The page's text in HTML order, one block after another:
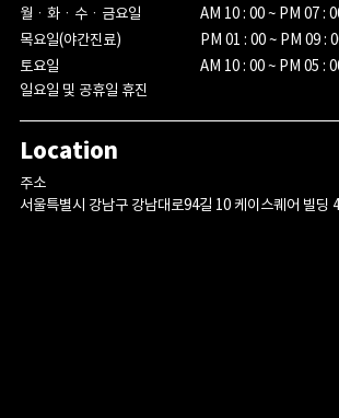
월ㆍ화ㆍ수ㆍ금요일
목요일(야간진료)
토요일
AM 10 : 00 ~ PM 07 :
PM 01 : 00 ~ PM 09 :
AM 10 : 00 ~ PM 05 :
일요일 및 공휴일 휴진
Location
주소
서울특별시 강남구 강남대로94길 10 케이스퀘어 빌딩